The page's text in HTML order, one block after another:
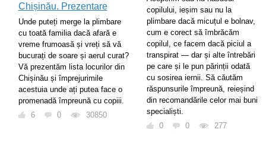
Chișinău. Prezentare
Unde puteți merge la plimbare
cu toată familia dacă afară e
vreme frumoasă și vreți să vă
bucurați de soare și aerul curat?
Vă prezentăm lista locurilor din
Chișinău și împrejurimile
acestuia unde ați putea face o
promenadă împreună cu copiii.
6
0 30850
copilului, ieșim sau nu la
plimbare dacă micuțul e bolnav,
cum e corect să îmbrăcăm
copilul, ce facem dacă piciul a
transpirat — dar și alte întrebări
pe care și le pun părinții odată
cu sosirea iernii. Să căutăm
răspunsurile împreună, reieșind
din recomandările celor mai buni
specialiști.
0
0 277